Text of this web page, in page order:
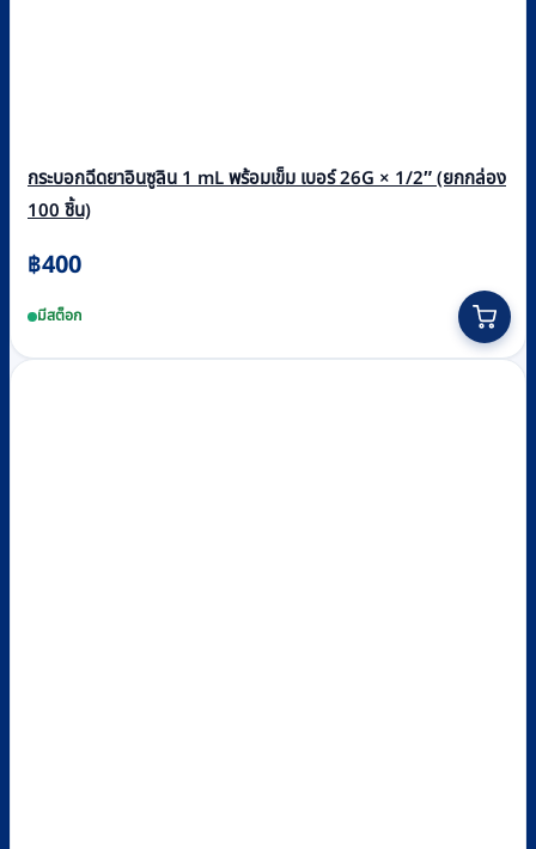
กระบอกฉีดยาอินซูลิน 1 mL พร้อมเข็ม เบอร์ 26G × 1/2″ (ยกกล่อง
100 ชิ้น)
฿400
มีสต็อก